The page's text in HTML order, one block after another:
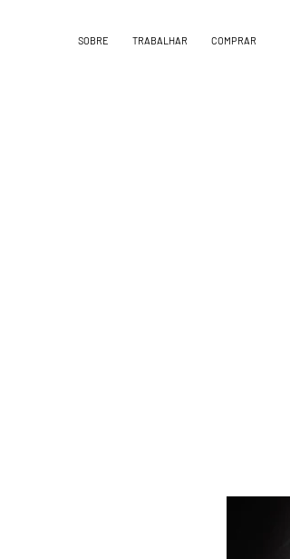
SOBRE TRABALHAR COMPRAR